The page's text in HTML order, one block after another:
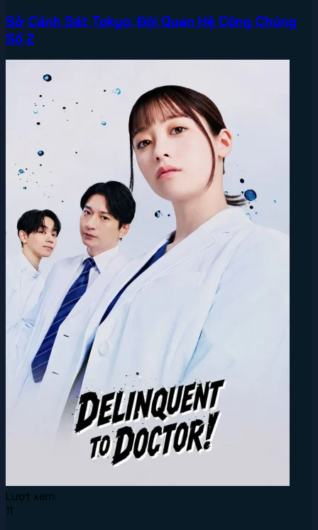
Sở Cảnh Sát Tokyo: Đội Quan Hệ Công Chúng
Số 2
Lượt xem:
11